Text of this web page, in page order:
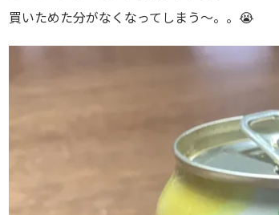
買いためた分がなくなってしまう〜。。😭